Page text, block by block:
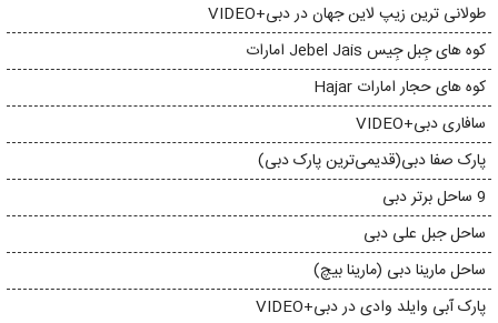
طولانی ترین زیپ لاین جهان در دبی+VIDEO
کوه های جِبل جِیس Jebel Jais امارات
کوه های حجار امارات Hajar
سافاری دبی+VIDEO
پارک صفا دبی(قدیمی‌ترین پارک دبی)
9 ساحل برتر دبی
ساحل جبل علی دبی
ساحل مارینا دبی (مارینا بیچ)
پارک آبی وایلد وادی در دبی+VIDEO